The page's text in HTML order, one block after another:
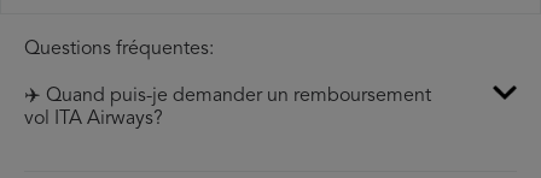
Questions fréquentes:
✈️ Quand puis-je demander un remboursement
vol ITA Airways?